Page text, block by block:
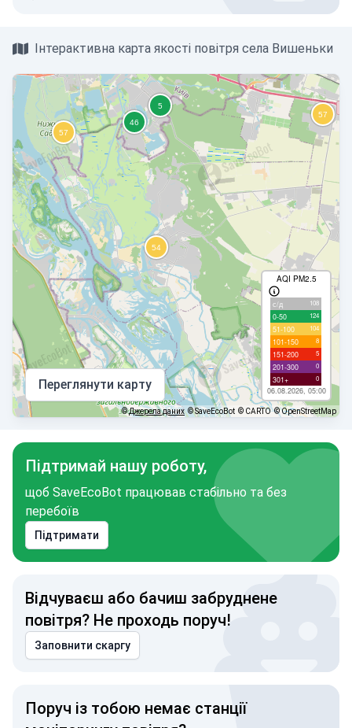
Інтерактивна карта якості повітря села Вишеньки
AQI PM2.5
с/д 108
0-50 124
51-100 104
101-150 8
151-200 5
201-300 0
301+ 0
06.08.2026, 05:00
Переглянути карту
©Джерела даних © SaveEcoBot © CARTO © OpenStreetMap
Підтримай нашу роботу,
щоб SaveEcoBot працював стабільно та без
перебоїв
Підтримати
Відчуваєш або бачиш забруднене
повітря? Не проходь поруч!
Заповнити скаргу
Поруч із тобою немає станції